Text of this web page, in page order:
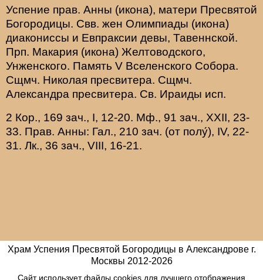
Успение прав. Анны (икона), матери Пресвятой
Богородицы. Свв. жен Олимпиады (икона)
диакониссы и Евпраксии девы, Тавеннской.
Прп. Макария (икона) Желтоводского,
Унженского. Память V Вселенского Собора.
Сщмч. Николая пресвитера. Сщмч.
Александра пресвитера. Св. Ираиды исп.
2 Кор., 169 зач., I, 12-20. Мф., 91 зач., XXII, 23-
33. Прав. Анны: Гал., 210 зач. (от полу́), IV, 22-
31. Лк., 36 зач., VIII, 16-21.
Храм Успения Пресвятой Богородицы в Александрове г.
Москвы 2012-2026
Сайт использует файлы cookies для лучшего отображения